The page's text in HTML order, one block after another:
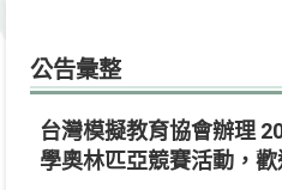
公告彙整
台灣模擬教育協會辦理
學奧林匹亞競賽活動，